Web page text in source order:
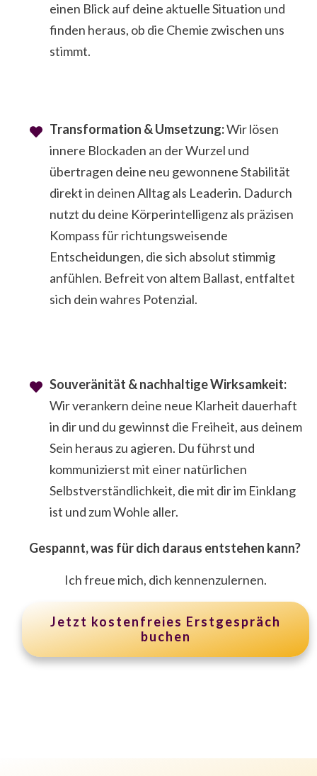
einen Blick auf deine aktuelle Situation und
finden heraus, ob die Chemie zwischen uns
stimmt.
Transformation & Umsetzung:Wir lösen
innere Blockaden an der Wurzel und
übertragen deine neu gewonnene Stabilität
direkt in deinen Alltag als Leaderin. Dadurch
nutzt du deine Körperintelligenz als präzisen
Kompass für richtungsweisende
Entscheidungen, die sich absolut stimmig
anfühlen. Befreit von altem Ballast, entfaltet
sich dein wahres Potenzial.
Souveränität & nachhaltige Wirksamkeit:
Wir verankern deine neue Klarheit dauerhaft
in dir und du gewinnst die Freiheit, aus deinem
Sein heraus zu agieren. Du führst und
kommunizierst mit einer natürlichen
Selbstverständlichkeit, die mit dir im Einklang
ist und zum Wohle aller.
Gespannt, was für dich daraus entstehen kann?
Ich freue mich, dich kennenzulernen.
Jetzt kostenfreies Erstgespräch
buchen